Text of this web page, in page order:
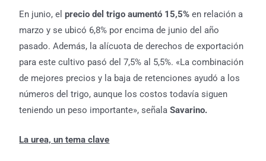
En junio, elprecio del trigo aumentó 15,5% en relación a
marzo y se ubicó 6,8% por encima de junio del año
pasado. Además, la alícuota de derechos de exportación
para este cultivo pasó del 7,5% al 5,5%. «La combinación
de mejores precios y la baja de retenciones ayudó a los
números del trigo, aunque los costos todavía siguen
teniendo un peso importante», señalaSavarino.
La urea, un tema clave